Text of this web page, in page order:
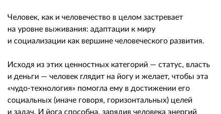
Человек, как и человечество в целом застревает
на уровне выживания: адаптации к миру
и социализации как вершине человеческого развития.
Исходя из этих ценностных категорий — статус, власть
и деньги — человек глядит на йогу и желает, чтобы эта
«чудо-технология» помогла ему в достижении его
социальных (иначе говоря, горизонтальных) целей
и задач. И йога способна, зарядив человека энергий